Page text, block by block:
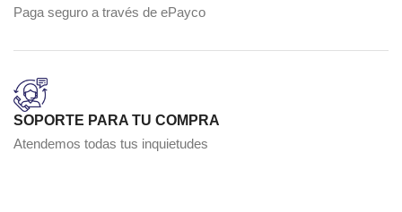
Paga seguro a través de ePayco
SOPORTE PARA TU COMPRA
Atendemos todas tus inquietudes